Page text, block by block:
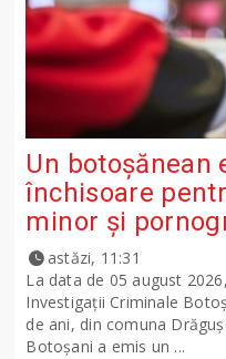
Un botoșănean
închisoare
minor și
astăzi, 11:31
La data de 05 august
Investigații Criminale
de ani, din comuna
Botoșani a emis un ...